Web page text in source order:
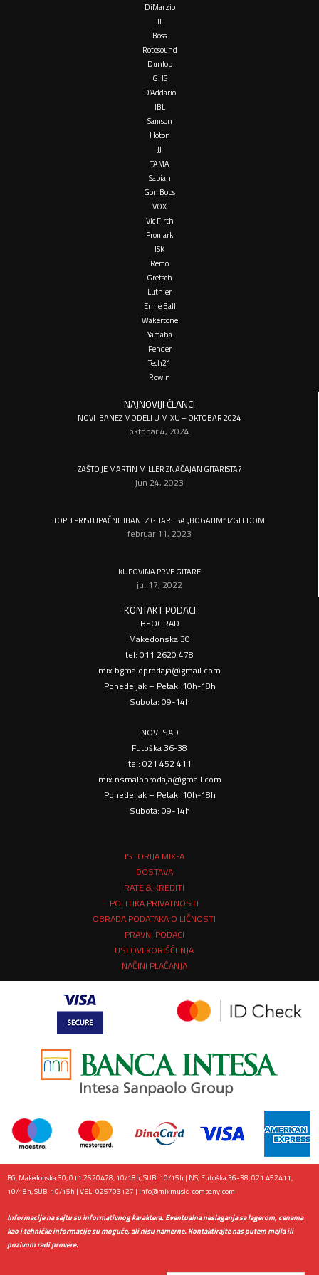
DiMarzio
HH
Boss
Rotosound
Dunlop
GHS
D’Addario
JBL
Samson
Hoton
JJ
TAMA
Sabian
Gon Bops
VOX
Vic Firth
Promark
ISK
Remo
Gretsch
Luthier
Ernie Ball
Wakertone
Yamaha
Fender
Tech21
Rowin
NAJNOVIJI ČLANCI
NOVI IBANEZ MODELI U MIXU – OKTOBAR 2024
oktobar 4, 2024
ZAŠTO JE MARTIN MILLER ZNAČAJAN GITARISTA?
jun 24, 2023
TOP 3 PRISTUPAČNE IBANEZ GITARE SA „BOGATIM“ IZGLEDOM
februar 11, 2023
KUPOVINA PRVE GITARE
jul 17, 2022
KONTAKT PODACI
BEOGRAD
Makedonska 30
tel: 011 2620 478
mix.bgmaloprodaja@gmail.com
Ponedeljak – Petak: 10h-18h
Subota: 09-14h
NOVI SAD
Futoška 36-38
tel: 021 452 411
mix.nsmaloprodaja@gmail.com
Ponedeljak – Petak: 10h-18h
Subota: 09-14h
ISTORIJA MIX-A
DOSTAVA
RATE & KREDITI
POLITIKA PRIVATNOSTI
OBRADA PODATAKA O LIČNOSTI
PRAVNI PODACI
USLOVI KORIŠĆENJA
NAČINI PLAĆANJA
BG, Makedonska 30, 011 2620478, 10/18h, SUB: 10/15h | NS, Futoška 36-38, 021 452411,
10/18h, SUB: 10/15h | VEL: 025703127 | info@mixmusic-company.com
Informacije na sajtu su informativnog karaktera. Eventualna neslaganja sa lagerom, cenama
kao i tehničke informacije su moguće, ali nisu namerne. Kontaktirajte nas putem mejla ili
pozivom radi provere.